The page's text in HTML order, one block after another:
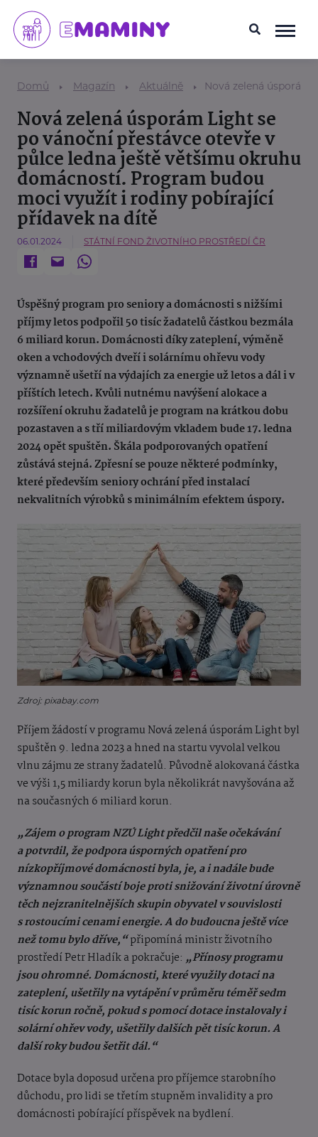
Domů Magazín Aktuálně Nová zelená
Nová zelená úsporám Light se
po vánoční přestávce otevře v
půlce ledna ještě většímu okruhu
domácností. Program budou
moci využít i rodiny pobírající
přídavek na dítě
06.01.2024 STÁTNÍ FOND ŽIVOTNÍHO PROSTŘEDÍ ČR
Úspěšný program pro seniory a domácnosti s nižšími
příjmy letos podpořil 50 tisíc žadatelů částkou bezmála
6 miliard korun. Domácnosti díky zateplení, výměně
oken a vchodových dveří i solárnímu ohřevu vody
významně ušetří na výdajích za energie už letos a dál i v
příštích letech. Kvůli nutnému navýšení alokace a
rozšíření okruhu žadatelů je program na krátkou dobu
pozastaven a s tří miliardovým vkladem bude 17. ledna
2024 opět spuštěn. Škála podporovaných opatření
zůstává stejná. Zpřesní se pouze některé podmínky,
které především seniory ochrání před instalací
nekvalitních výrobků s minimálním efektem úspory.
Zdroj: pixabay.com
Příjem žádostí v programu Nová zelená úsporám Light byl
spuštěn 9. ledna 2023 a hned na startu vyvolal velkou
vlnu zájmu ze strany žadatelů. Původně alokovaná částka
ve výši 1,5 miliardy korun byla několikrát navyšována až
na současných 6 miliard korun.
„Zájem o program NZÚ Light předčil naše očekávání
a potvrdil, že podpora úsporných opatření pro
nízkopříjmové domácnosti byla, je, a i nadále bude
významnou součástí boje proti snižování životní úrovně
těch nejzranitelnějších skupin obyvatel v souvislosti
s rostoucími cenami energie. A do budoucna ještě více
než tomu bylo dříve,“připomínáministr životního
prostředí Petr Hladík a pokračuje: „Přínosy programu
jsou ohromné. Domácnosti, které využily dotaci na
zateplení, ušetřily na vytápění v průměru téměř sedm
tisíc korun ročně, pokud s pomocí dotace instalovaly i
solární ohřev vody, ušetřily dalších pět tisíc korun. A
další roky budou šetřit dál.“
Dotace byla doposud určena pro příjemce starobního
důchodu, pro lidi se třetím stupněm invalidity a pro
domácnosti pobírající příspěvek na bydlení.